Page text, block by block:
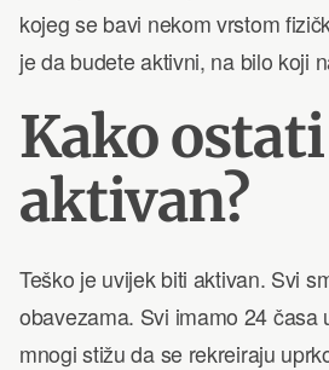
kojeg se bavi nekom vrstom
je da budete aktivni, na bilo koji
Kako ostati
aktivan?
Teško je uvijek biti aktivan. Svi
obavezama. Svi imamo 24 časa
mnogi stižu da se rekreiraju